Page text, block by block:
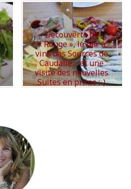
Découverte de
« Rouge », le bar à
vins des Sources de
Caudalie… et une
visite des nouvelles
Suites en prime ;-)